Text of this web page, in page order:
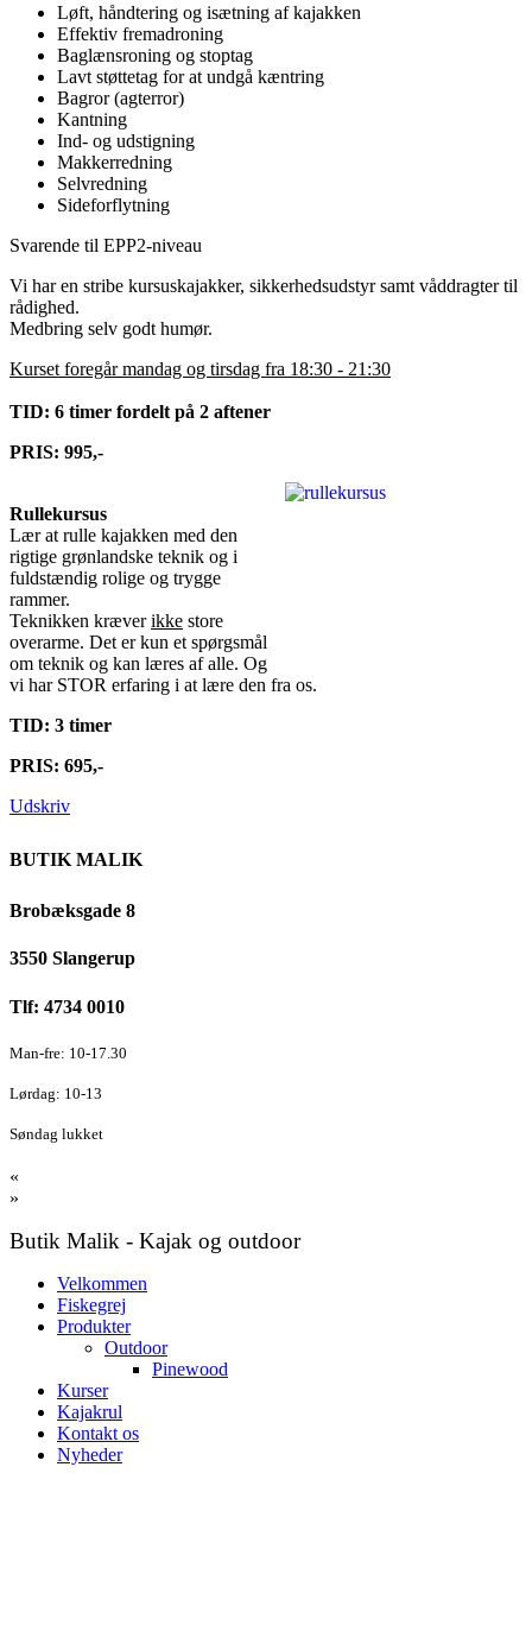
Løft, håndtering og isætning af kajakken
Effektiv fremadroning
Baglænsroning og stoptag
Lavt støttetag for at undgå kæntring
Bagror (agterror)
Kantning
Ind- og udstigning
Makkerredning
Selvredning
Sideforflytning
Svarende til EPP2-niveau
Vi har en stribe kursuskajakker, sikkerhedsudstyr samt våddragter til
rådighed.
Medbring selv godt humør.
Kurset foregår mandag og tirsdag fra 18:30 - 21:30
TID: 6 timer fordelt på 2 aftener
PRIS: 995,-
Rullekursus
Lær at rulle kajakken med den
rigtige grønlandske teknik og i
fuldstændig rolige og trygge
rammer.
Teknikken kræverikke store
overarme. Det er kun et spørgsmål
om teknik og kan læres af alle. Og
vi har STOR erfaring i at lære den fra os.
TID: 3 timer
PRIS: 695,-
Udskriv
BUTIK MALIK
Brobæksgade 8
3550 Slangerup
Tlf: 4734 0010
Man-fre: 10-17.30
Lørdag: 10-13
Søndag lukket
«
»
Butik Malik - Kajak og outdoor
Velkommen
Fiskegrej
Produkter
Outdoor
Pinewood
Kurser
Kajakrul
Kontakt os
Nyheder